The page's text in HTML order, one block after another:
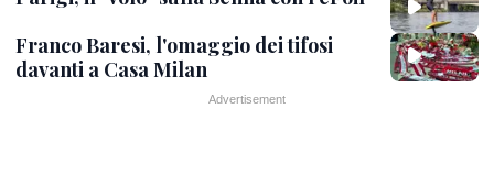
Franco Baresi, l'omaggio dei tifosi
davanti a Casa Milan